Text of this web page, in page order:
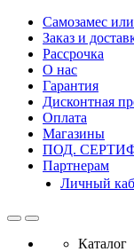
Самозамес
Заказ и
Рассрочка
О нас
Гарантия
Дисконтная
Оплата
Магазины
ПОД.
Партнерам
Личный
Каталог